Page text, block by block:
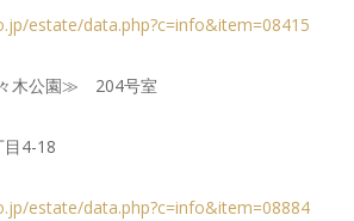
estate/data.php?c=info&item=08415
木公園≫ 204号室
目4-18
estate/data.php?c=info&item=08884